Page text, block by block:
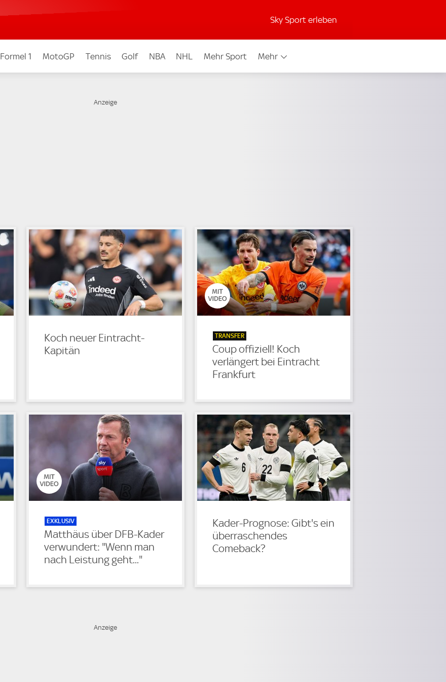
Sky Sport erleben
Formel 1 MotoGP Tennis Golf NBA NHL Mehr Sport Mehr
Koch neuer Eintracht-
Kapitän
TRANSFER
Coup offiziell! Koch
verlängert bei Eintracht
Frankfurt
EXKLUSIV
Matthäus über DFB-Kader
verwundert: "Wenn man
nach Leistung geht..."
Kader-Prognose: Gibt's ein
überraschendes
Comeback?